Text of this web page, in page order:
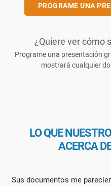
PROGRAME UNA
¿Quiere ver cómo
Programe una presentación
mostrará cualquier
LO QUE
ACERCA
Sus documentos me